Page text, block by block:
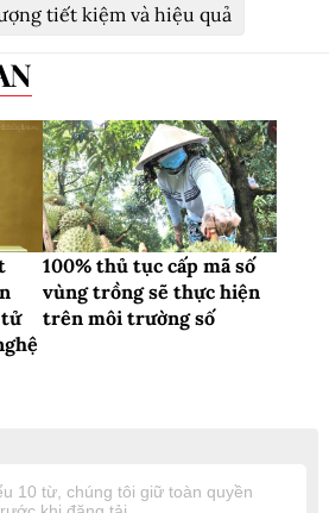
tiết kiệm và hiệu quả
tử
100% thủ tục cấp mã số
vùng trồng sẽ thực hiện
trên môi trường số